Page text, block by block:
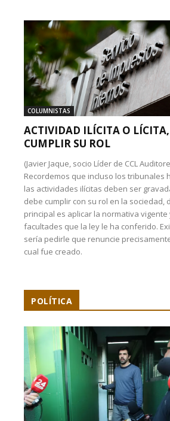
COLUMNISTAS
ACTIVIDAD ILÍCITA O LÍCITA,
CUMPLIR SU ROL
(Javier Jaque, socio Líder de CCL
Recordemos que incluso los tribunales
las actividades ilícitas deben ser
debe cumplir con su rol en la sociedad,
principal es aplicar la normativa vigente
facultades que la ley le ha conferido.
sería pedirle que renuncie
cual fue creado.
POLÍTICA